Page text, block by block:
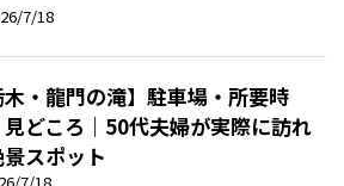
7/18
木・龍門の滝】駐車場・所要時
見どころ｜50代夫婦が実際に訪れ
景スポット